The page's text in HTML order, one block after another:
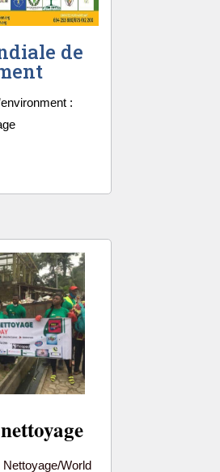
de
:
World